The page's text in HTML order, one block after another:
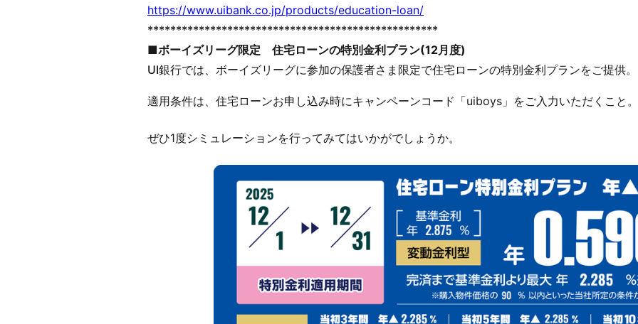
https://www.uibank.co.jp/products/education-loan/
***************************************************
■ボーイズリーグ限定 住宅ローンの特別金利プラン(12月度)
UI銀行では、ボーイズリーグに参加の保護者さま限定で住宅ローンの特別金利プランをご提供。
適用条件は、住宅ローンお申し込み時にキャンペーンコード「uiboys」をご入力いただくこと。
ぜひ1度シミュレーションを行ってみてはいかがでしょうか。